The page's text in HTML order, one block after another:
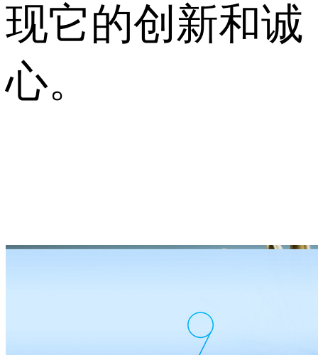
现它的创新和诚
心。